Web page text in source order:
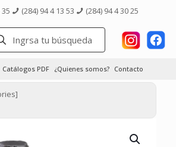
(284) 94 4 13 53 (284) 94 4 30 25
Catálogos PDF ¿Quienes somos? Contacto